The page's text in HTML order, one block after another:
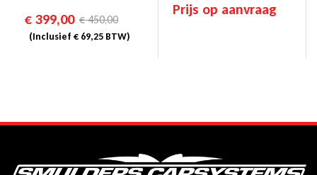
€450,00
€ 399,00
(Inclusief € 69,25 BTW)
Prijs op aanvraag